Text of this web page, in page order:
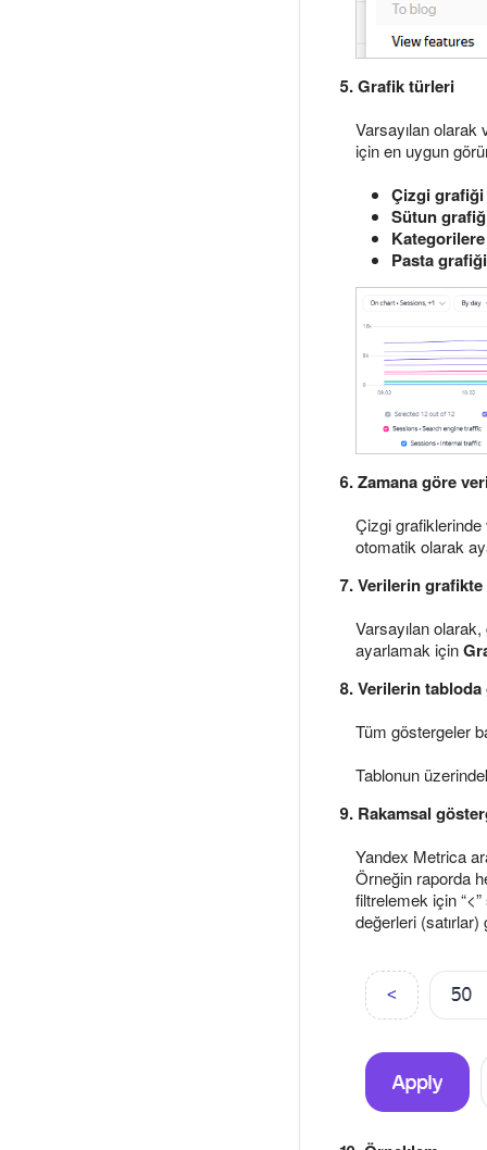
5. Grafik türleri
Varsayılan
için en uygun
Çizgi grafiği
Sütun
Pasta grafiği
6. Zamana göre
Çizgi grafiklerinde
otomatik olarak
7. Verilerin
Varsayılan
ayarlamak için
8. Verilerin
Tüm göstergeler
Tablonun
9. Rakamsal
Yandex Metrica
Örneğin raporda
filtrelemek için
değerleri